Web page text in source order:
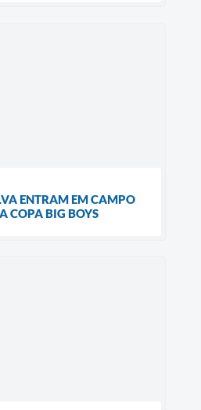
ENTRAM EM CAMPO
COPA BIG BOYS